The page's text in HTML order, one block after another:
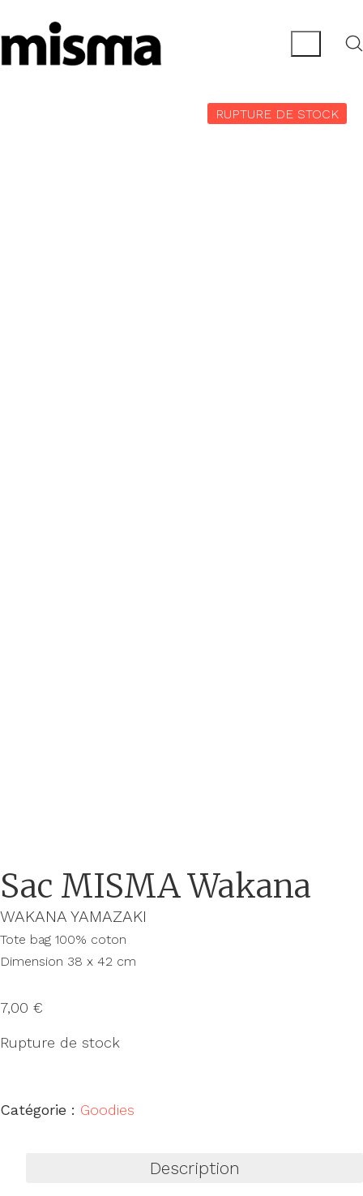
RUPTURE DE STOCK
Sac MISMA Wakana
WAKANA YAMAZAKI
Tote bag 100% coton
Dimension 38 x 42 cm
7,00 €
Rupture de stock
Catégorie : Goodies
Description